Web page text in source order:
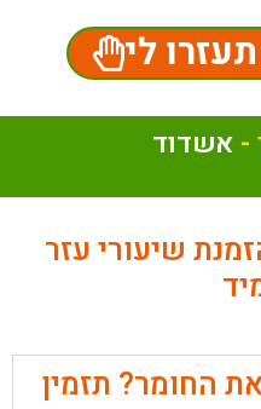
לי
- אשדוד
שיעורי עזר
החומר? תזמין